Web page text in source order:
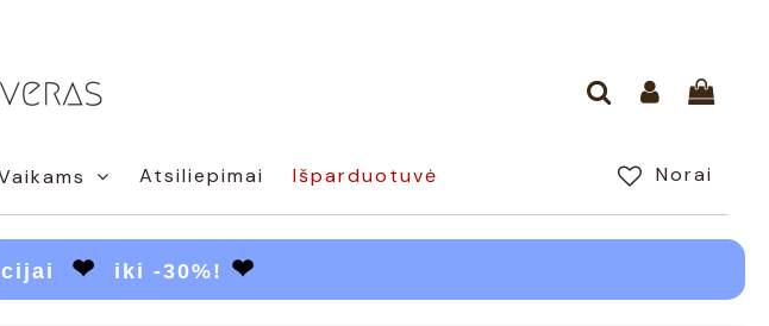
Atsiliepimai Norai
Išparduotuvė
❤ iki -30%! ❤